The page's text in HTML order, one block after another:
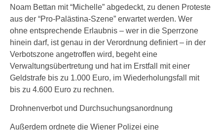
Noam Bettan mit “Michelle” abgedeckt, zu denen Proteste
aus der “Pro-Palästina-Szene” erwartet werden. Wer
ohne entsprechende Erlaubnis – wer in die Sperrzone
hinein darf, ist genau in der Verordnung definiert – in der
Verbotszone angetroffen wird, begeht eine
Verwaltungsübertretung und hat im Erstfall mit einer
Geldstrafe bis zu 1.000 Euro, im Wiederholungsfall mit
bis zu 4.600 Euro zu rechnen.
Drohnenverbot und Durchsuchungsanordnung
Außerdem ordnete die Wiener Polizei eine